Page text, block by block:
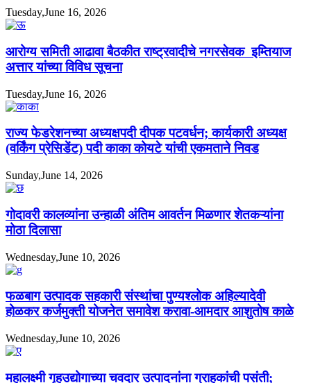
Tuesday,June 16, 2026
आरोग्य समिती आढावा बैठकीत राष्ट्रवादीचे नगरसेवक इम्तियाज
अत्तार यांच्या विविध सूचना
Tuesday,June 16, 2026
राज्य फेडरेशनच्या अध्यक्षपदी दीपक पटवर्धन; कार्यकारी अध्यक्ष
(वर्किंग प्रेसिडेंट) पदी काका कोयटे यांची एकमताने निवड
Sunday,June 14, 2026
गोदावरी कालव्यांना उन्हाळी अंतिम आवर्तन मिळणार शेतकऱ्यांना
मोठा दिलासा
Wednesday,June 10, 2026
फळबाग उत्पादक सहकारी संस्थांचा पुण्यश्लोक अहिल्यादेवी
होळकर कर्जमुक्ती योजनेत समावेश करावा-आमदार आशुतोष काळे
Wednesday,June 10, 2026
महालक्ष्मी गृहउद्योगाच्या चवदार उत्पादनांना ग्राहकांची पसंती;